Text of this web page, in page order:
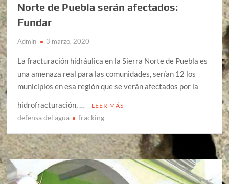
Norte de Puebla serán afectados:
Fundar
Admin 3 marzo, 2020
La fracturación hidráulica en la Sierra Norte de Puebla es
una amenaza real para las comunidades, serían 12 los
municipios en esa región que se verán afectados por la
hidrofracturación, …
LEER MÁS
defensa del agua fracking